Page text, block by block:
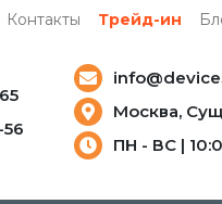
Контакты Трейд-ин
Москва,
ПН - ВС |